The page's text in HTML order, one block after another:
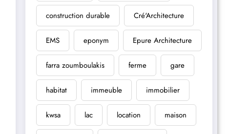
construction durable Cré'Architecture
EMS eponym Epure Architecture
farra zoumboulakis ferme gare
habitat immeuble immobilier
kwsa lac location maison